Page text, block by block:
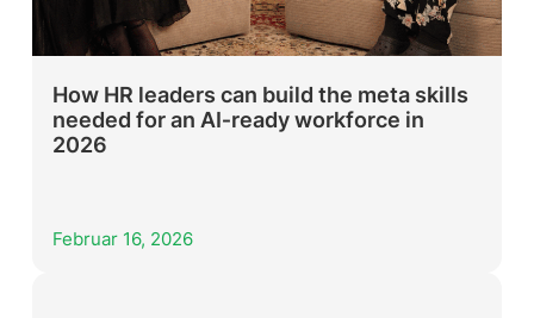
How HR leaders can build the meta skills
needed for an AI‑ready workforce in
2026
Februar 16, 2026